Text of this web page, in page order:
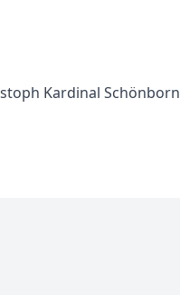
Kardinal Schönborn